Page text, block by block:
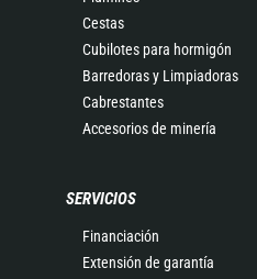
Cestas
Cubilotes para hormigón
Barredoras y Limpiadoras
Cabrestantes
Accesorios de minería
SERVICIOS
Financiación
Extensión de garantía